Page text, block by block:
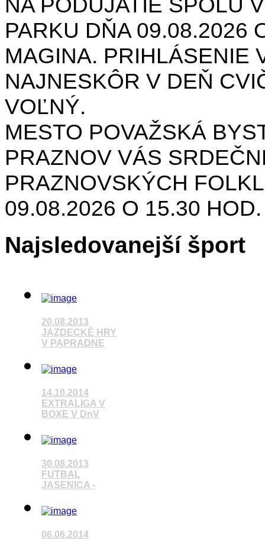
PARKU DŇA 09.08.2026
MAGINA. PRIHLÁSENIE
NAJNESKÔR V DEŇ
VOĽNÝ.
MESTO POVAŽSKÁ
PRAZNOV VÁS
PRAZNOVSKÝCH
09.08.2026 O 15.30
Najsledovanejší šport
20.08.2013
JAZDECKÉ HRY
V PAPRADNE
Pozrieť video
14.10.2014
EXTRALIGA V
BOXE V DnV
Pozrieť video
30.08.2013
FUTBAL
JASENICA -
Pozrieť video
06.06.2014